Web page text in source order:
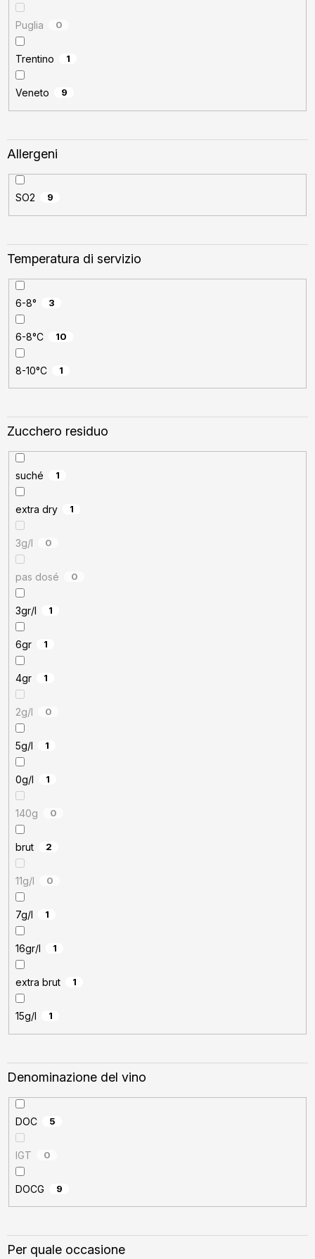
Puglia 0
Trentino 1
Veneto 9
Allergeni
SO2 9
Temperatura di servizio
6-8° 3
6-8°C 10
8-10°C 1
Zucchero residuo
suché 1
extra dry 1
3g/l 0
pas dosé 0
3gr/l 1
6gr 1
4gr 1
2g/l 0
5g/l 1
0g/l 1
140g 0
brut 2
11g/l 0
7g/l 1
16gr/l 1
extra brut 1
15g/l 1
Denominazione del vino
DOC 5
IGT 0
DOCG 9
Per quale occasione